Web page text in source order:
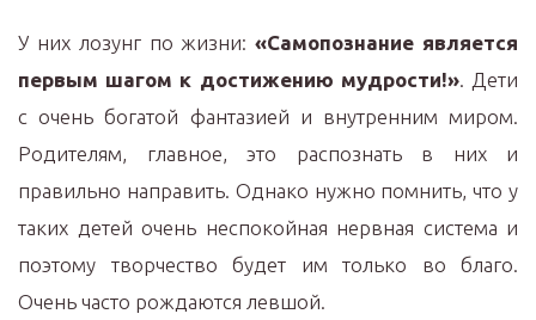
У них лозунг по жизни:«Самопознание является
первым шагом к достижению мудрости!». Дети
с очень богатой фантазией и внутренним миром.
Родителям, главное, это распознать в них и
правильно направить. Однако нужно помнить, что у
таких детей очень неспокойная нервная система и
поэтому творчество будет им только во благо.
Очень часто рождаются левшой.